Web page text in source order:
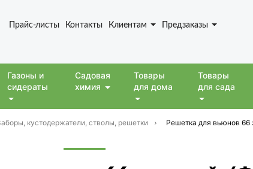
Прайс-листы Контакты Клиентам Предзаказы
Газоны и
сидераты
Садовая
химия
Товары
для дома
Товары
для сада
кустодержатели, стволы, решетки Решетка для вьюнов